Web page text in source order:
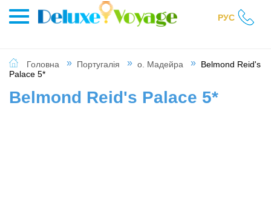
РУС
Головна Португалія о. Мадейра
Belmond Reid's
Palace 5*
Belmond Reid's Palace 5*